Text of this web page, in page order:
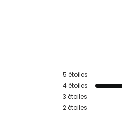
5 étoiles
4étoiles
3 étoiles
2étoiles